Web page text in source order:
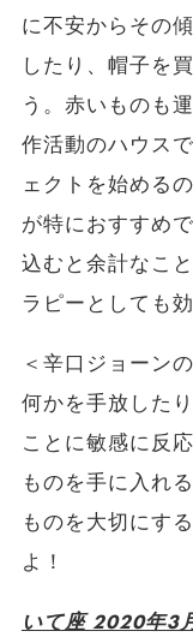
に不安からその
したり、帽子を
う。赤いものも
作活動のハウス
ェクトを始める
が特におすすめ
込むと余計なこ
ラピーとしても
＜辛口ジョーン
何かを手放した
ことに敏感に反
ものを手に入れ
ものを大切にす
よ！
いて座 2020年3